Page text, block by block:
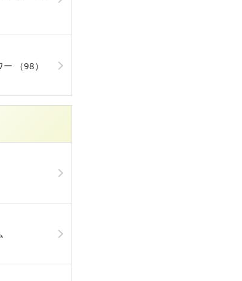
ー （98）